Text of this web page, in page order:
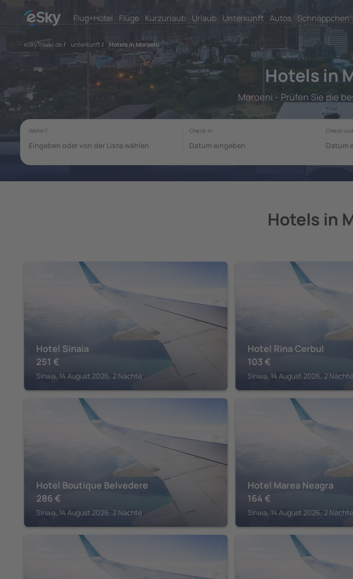
Flug+Hotel Flüge Kurzurlaub Urlaub Unterkunft Autos Schnäppchen
eSkyTravel.de/ unterkunft / Hotels in Moroeni
Hotels in
Moroeni - Prüfen Sie die
Hotels in
Hotel Sinaia
251 €
Sinaia, 14 August 2026, 2 Nächte
Hotel Rina Cerbul
103 €
Sinaia, 14 August 2026, 2 Nächte
Hotel Boutique Belvedere
286 €
Sinaia, 14 August 2026, 2 Nächte
Hotel Marea Neagra
164 €
Sinaia, 14 August 2026, 2 Nächte